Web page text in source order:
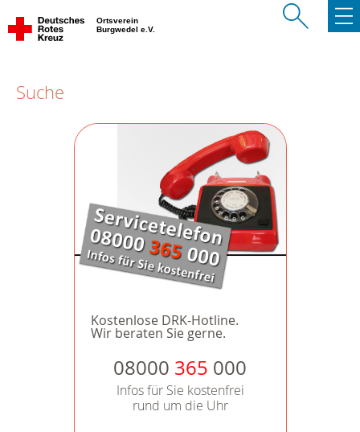
Ortsverein
Burgwedel e.V.
Suche
Kostenlose DRK-Hotline.
Wir beraten Sie gerne.
08000 365 000
Infos für Sie kostenfrei
rund um die Uhr